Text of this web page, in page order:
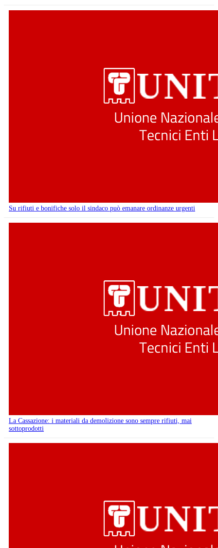
Su rifiuti e bonifiche solo il sindaco può emanare ordinanze urgenti
La Cassazione: i materiali da demolizione sono sempre rifiuti, mai
sottoprodotti